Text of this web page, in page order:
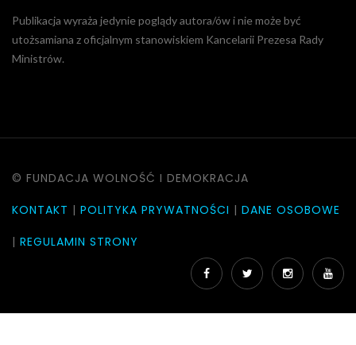
Publikacja wyraża jedynie poglądy autora/ów i nie może być
utożsamiana z oficjalnym stanowiskiem Kancelarii Prezesa Rady
Ministrów.
© FUNDACJA WOLNOŚĆ I DEMOKRACJA
KONTAKT | POLITYKA PRYWATNOŚCI | DANE OSOBOWE
| REGULAMIN STRONY